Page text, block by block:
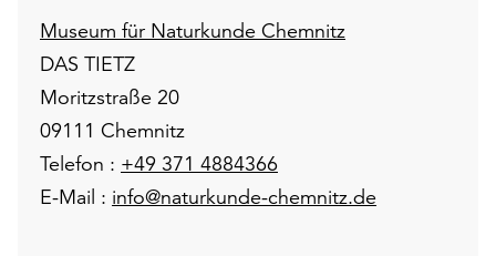
Museum für Naturkunde Chemnitz
DAS TIETZ
Moritzstraße 20
09111 Chemnitz
Telefon : +49 371 4884366
E-Mail : info@naturkunde-chemnitz.de